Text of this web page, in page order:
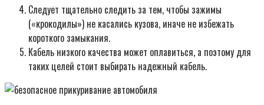
Следует тщательно следить за тем, чтобы зажимы
(«крокодилы») не касались кузова, иначе не избежать
короткого замыкания.
Кабель низкого качества может оплавиться, а поэтому для
таких целей стоит выбирать надежный кабель.